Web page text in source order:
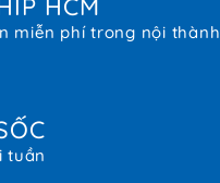
HCM
miễn phí trong nội thành
tuần